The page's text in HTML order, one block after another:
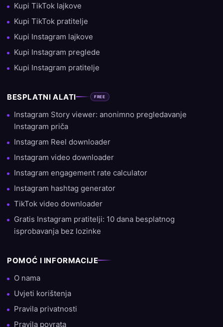
Kupi TikTok lajkove
Kupi TikTok pratitelje
Kupi Instagram lajkove
Kupi Instagram preglede
Kupi Instagram pratitelje
BESPLATNI ALATI FREE
Instagram Story viewer: anonimno pregledavanje
Instagram priča
Instagram Reel downloader
Instagram video downloader
Instagram engagement rate calculator
Instagram hashtag generator
TikTok video downloader
Gratis Instagram pratitelji: 10 dana besplatnog
isprobavanja bez lozinke
POMOĆ I INFORMACIJE
O nama
Uvjeti korištenja
Pravila privatnosti
Pravila povrata